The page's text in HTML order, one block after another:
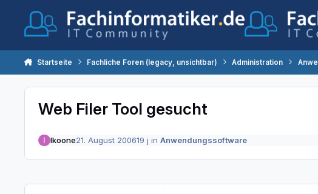
Startseite Fachliche Foren (legacy, unsichtbar) Administration
Web Filer Tool gesucht
Ikoone21. August 200619 j in Anwendungssoftware